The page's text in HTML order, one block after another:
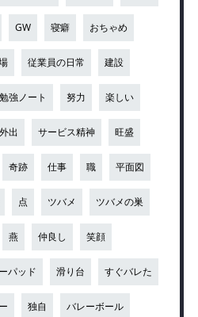
GW 寝癖 おちゃめ
従業員の日常 建設
勉強ノート 努力 楽しい
外出 サービス精神 旺盛
奇跡 仕事 職 平面図
点 ツバメ ツバメの巣
燕 仲良し 笑顔
パッド 滑り台 すぐバレた
独自 バレーボール